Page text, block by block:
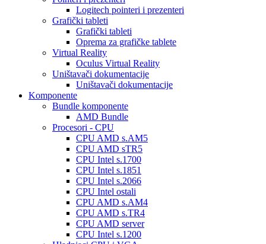
Logitech pointeri i prezenteri
Grafički tableti
Grafički tableti
Oprema za grafičke tablete
Virtual Reality
Oculus Virtual Reality
Uništavači dokumentacije
Uništavači dokumentacije
Komponente
Bundle komponente
AMD Bundle
Procesori - CPU
CPU AMD s.AM5
CPU AMD sTR5
CPU Intel s.1700
CPU Intel s.1851
CPU Intel s.2066
CPU Intel ostali
CPU AMD s.AM4
CPU AMD s.TR4
CPU AMD server
CPU Intel s.1200